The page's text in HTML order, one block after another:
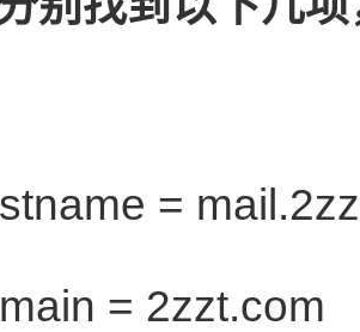
=
= 2zzt.com